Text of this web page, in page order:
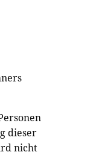
dieser
nicht